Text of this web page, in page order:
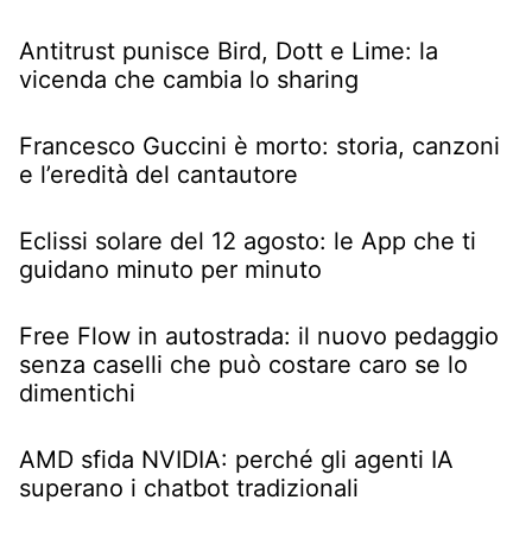
Antitrust punisce Bird, Dott e Lime: la
vicenda che cambia lo sharing
Francesco Guccini è morto: storia, canzoni
e l’eredità del cantautore
Eclissi solare del 12 agosto: le App che ti
guidano minuto per minuto
Free Flow in autostrada: il nuovo pedaggio
senza caselli che può costare caro se lo
dimentichi
AMD sfida NVIDIA: perché gli agenti IA
superano i chatbot tradizionali